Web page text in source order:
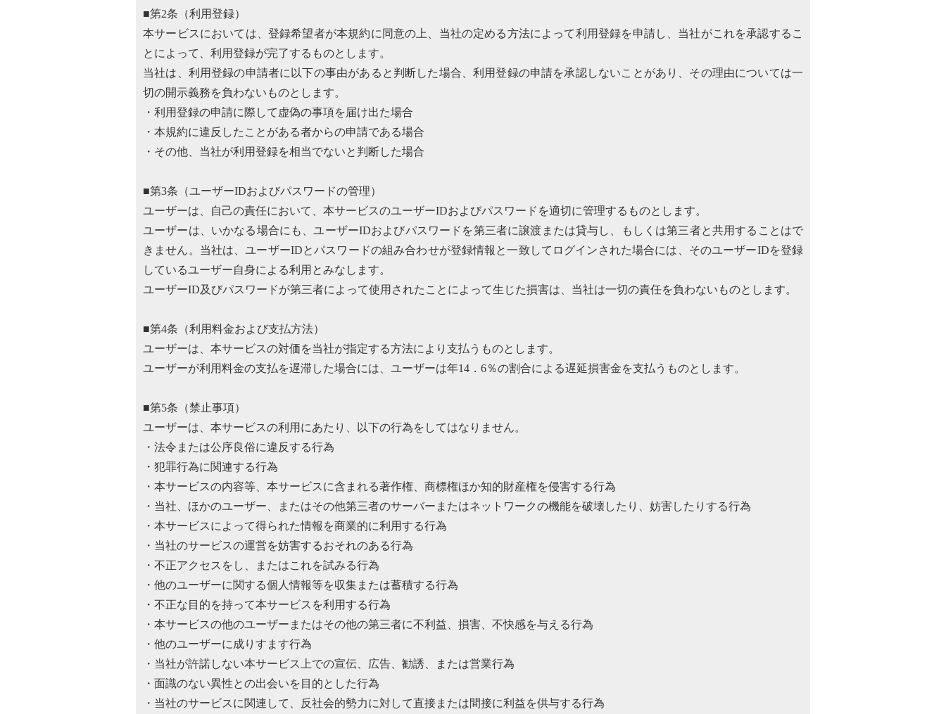
■第2条（利用登録）
本サービスにおいては、登録希望者が本規約に同意の上、当社の定める方法によって利用登録を申請し、当社がこれを承認するこ
とによって、利用登録が完了するものとします。
当社は、利用登録の申請者に以下の事由があると判断した場合、利用登録の申請を承認しないことがあり、その理由については一
切の開示義務を負わないものとします。
・利用登録の申請に際して虚偽の事項を届け出た場合
・本規約に違反したことがある者からの申請である場合
・その他、当社が利用登録を相当でないと判断した場合
■第3条（ユーザーIDおよびパスワードの管理）
ユーザーは、自己の責任において、本サービスのユーザーIDおよびパスワードを適切に管理するものとします。
ユーザーは、いかなる場合にも、ユーザーIDおよびパスワードを第三者に譲渡または貸与し、もしくは第三者と共用することはで
きません。当社は、ユーザーIDとパスワードの組み合わせが登録情報と一致してログインされた場合には、そのユーザーIDを登録
しているユーザー自身による利用とみなします。
ユーザーID及びパスワードが第三者によって使用されたことによって生じた損害は、当社は一切の責任を負わないものとします。
■第4条（利用料金および支払方法）
ユーザーは、本サービスの対価を当社が指定する方法により支払うものとします。
ユーザーが利用料金の支払を遅滞した場合には、ユーザーは年14．6％の割合による遅延損害金を支払うものとします。
■第5条（禁止事項）
ユーザーは、本サービスの利用にあたり、以下の行為をしてはなりません。
・法令または公序良俗に違反する行為
・犯罪行為に関連する行為
・本サービスの内容等、本サービスに含まれる著作権、商標権ほか知的財産権を侵害する行為
・当社、ほかのユーザー、またはその他第三者のサーバーまたはネットワークの機能を破壊したり、妨害したりする行為
・本サービスによって得られた情報を商業的に利用する行為
・当社のサービスの運営を妨害するおそれのある行為
・不正アクセスをし、またはこれを試みる行為
・他のユーザーに関する個人情報等を収集または蓄積する行為
・不正な目的を持って本サービスを利用する行為
・本サービスの他のユーザーまたはその他の第三者に不利益、損害、不快感を与える行為
・他のユーザーに成りすます行為
・当社が許諾しない本サービス上での宣伝、広告、勧誘、または営業行為
・面識のない異性との出会いを目的とした行為
・当社のサービスに関連して、反社会的勢力に対して直接または間接に利益を供与する行為